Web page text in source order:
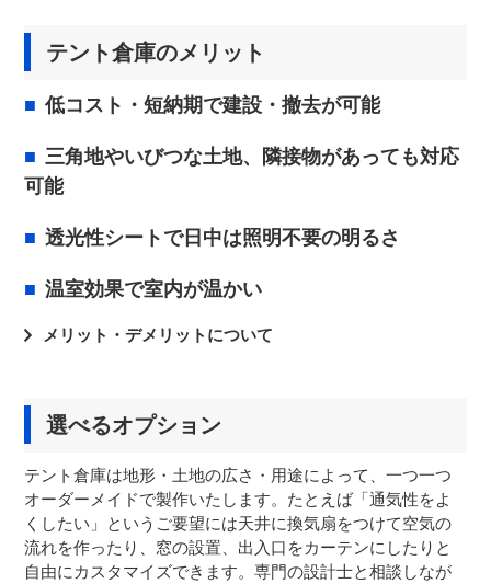
テント倉庫のメリット
低コスト・短納期で建設・撤去が可能
三角地やいびつな土地、隣接物があっても対応
可能
透光性シートで日中は照明不要の明るさ
温室効果で室内が温かい
メリット・デメリットについて
選べるオプション
テント倉庫は地形・土地の広さ・用途によって、一つ一つ
オーダーメイドで製作いたします。たとえば「通気性をよ
くしたい」というご要望には天井に換気扇をつけて空気の
流れを作ったり、窓の設置、出入口をカーテンにしたりと
自由にカスタマイズできます。専門の設計士と相談しなが